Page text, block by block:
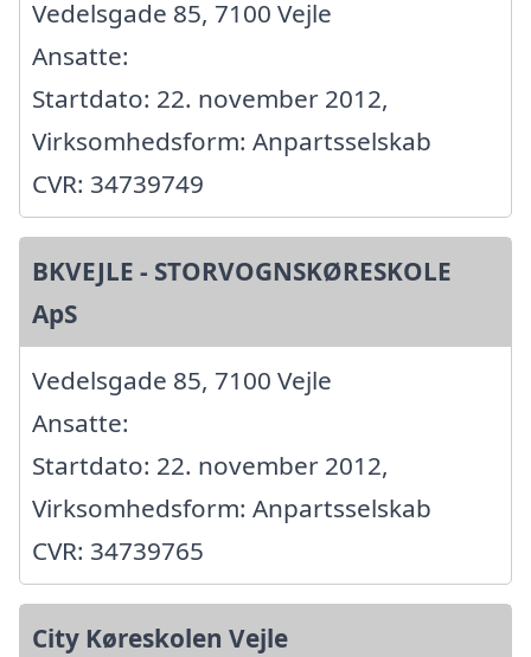
Vedelsgade 85, 7100 Vejle
Ansatte:
Startdato: 22. november 2012,
Virksomhedsform: Anpartsselskab
CVR: 34739749
BKVEJLE - STORVOGNSKØRESKOLE
ApS
Vedelsgade 85, 7100 Vejle
Ansatte:
Startdato: 22. november 2012,
Virksomhedsform: Anpartsselskab
CVR: 34739765
City Køreskolen Vejle